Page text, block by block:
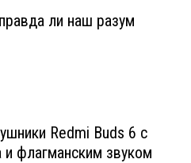
ли наш разум
Redmi Buds 6 с
флагманским звуком